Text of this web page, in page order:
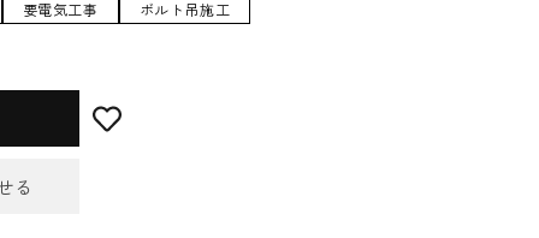
要電気工事 ボルト吊施工
る